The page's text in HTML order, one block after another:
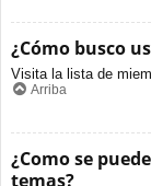
¿Cómo busco
Visita la lista de
Arriba
¿Como se
temas?